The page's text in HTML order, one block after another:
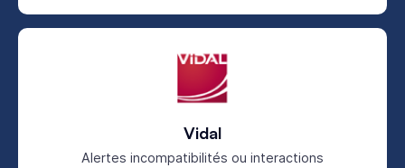
Vidal
Alertes incompatibilités ou interactions